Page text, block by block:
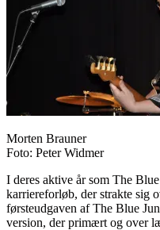
Morten Brauner
Foto: Peter Widmer
I deres aktive år som The
karriereforløb, der strakte sig
førsteudgaven af The Blue
version, der primært og over